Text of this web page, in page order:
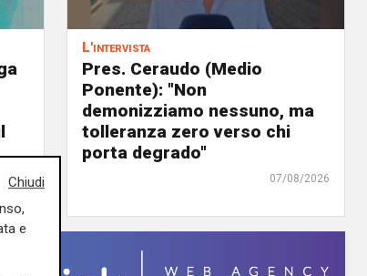
2026
L'intervista
Pres. Ceraudo (Medio
Ponente): "Non
demonizziamo nessuno, ma
tolleranza zero verso chi
porta degrado"
07/08/2026
Chiudi
e